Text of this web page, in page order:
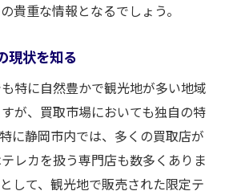
動向を常にチェックする
良い買取店の特徴
性を確認するためのポイント
定した買取実績を持つ店を選ぶ
密着型店舗のメリット
査定サービスの活用法
貴重な情報となるでしょう。
現状を知る
特に自然豊かで観光地が多い地域
が、買取市場においても独自の特
に静岡市内では、多くの買取店が
レカを扱う専門店も数多くありま
して、観光地で販売された限定テ